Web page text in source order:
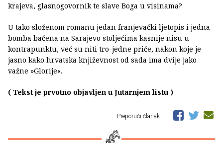
krajeva, glasnogovornik te slave Boga u visinama?
U tako složenom romanu jedan franjevački ljetopis i jedna
bomba bačena na Sarajevo stoljećima kasnije nisu u
kontrapunktu, već su niti tro-jedne priče, nakon koje je
jasno kako hrvatska književnost od sada ima dvije jako
važne »Glorije«.
( Tekst je prvotno objavljen u Jutarnjem listu )
Preporuči članak